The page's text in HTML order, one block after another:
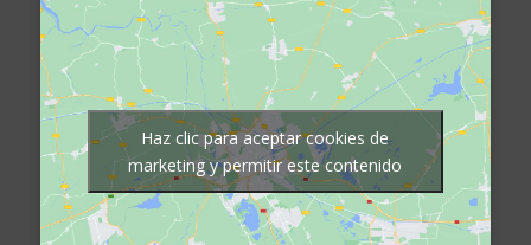
Haz clic para aceptar cookies de
marketing y permitir este contenido